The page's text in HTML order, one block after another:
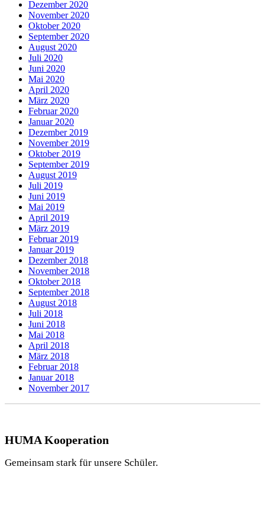
Dezember 2020
November 2020
Oktober 2020
September 2020
August 2020
Juli 2020
Juni 2020
Mai 2020
April 2020
März 2020
Februar 2020
Januar 2020
Dezember 2019
November 2019
Oktober 2019
September 2019
August 2019
Juli 2019
Juni 2019
Mai 2019
April 2019
März 2019
Februar 2019
Januar 2019
Dezember 2018
November 2018
Oktober 2018
September 2018
August 2018
Juli 2018
Juni 2018
Mai 2018
April 2018
März 2018
Februar 2018
Januar 2018
November 2017
HUMA Kooperation
Gemeinsam stark für unsere Schüler.